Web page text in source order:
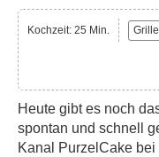
Kochzeit: 25 Min.
Heute gibt es noch
spontan und schnell
Kanal PurzelCake